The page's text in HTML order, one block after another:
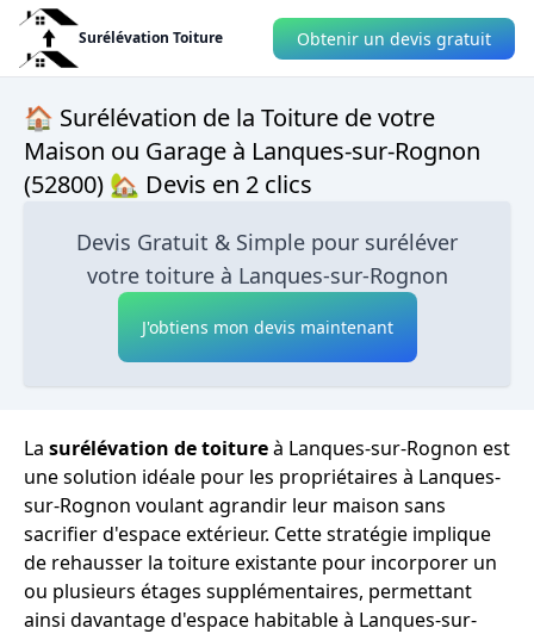
Surélévation Toiture Obtenir un devis gratuit
🏠 Surélévation de la Toiture de votre
Maison ou Garage à Lanques-sur-Rognon
(52800) 🏡 Devis en 2 clics
Devis Gratuit & Simple pour suréléver
votre toiture à Lanques-sur-Rognon
J'obtiens mon devis maintenant
La surélévation de toitureà Lanques-sur-Rognon est
une solution idéale pour les propriétaires à Lanques-
sur-Rognon voulant agrandir leur maison sans
sacrifier d'espace extérieur. Cette stratégie implique
de rehausser la toiture existante pour incorporer un
ou plusieurs étages supplémentaires, permettant
ainsi davantage d'espace habitable à Lanques-sur-